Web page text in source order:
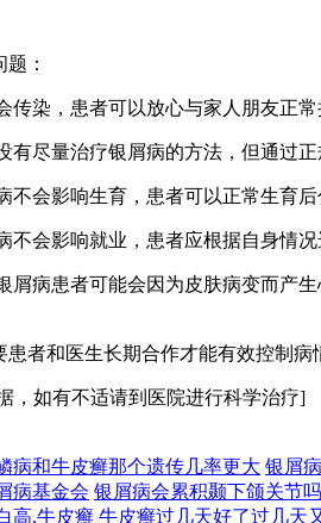
：
传染，患者可以放心与家人朋友正常
有尽量治疗银屑病的方法，但通过
不会影响生育，患者可以正常生育后
不会影响就业，患者应根据自身情况
屑病患者可能会因为皮肤病变而产
者和医生长期合作才能有效控制
，如有不适请到医院进行科学治疗]
病和牛皮癣那个遗传几率更大 银屑
病基金会 银屑病会累积颞下颌关节吗
高,牛皮癣 牛皮癣过几天好了过几天